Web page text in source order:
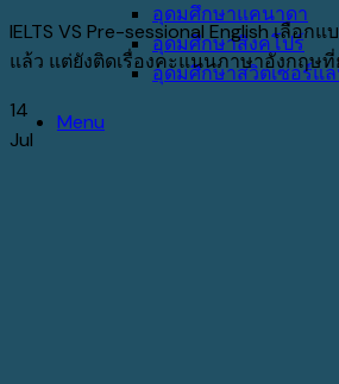
อุดมศึกษาแคนาดา
อุดมศึกษาสิงคโปร์
อุดมศึกษาสวิตเซอร์แ
Menu
IELTS VS Pre-sessional English เลื
แล้ว แต่ยังติดเรื่องคะแนนภาษาอังกฤษ
14
Jul